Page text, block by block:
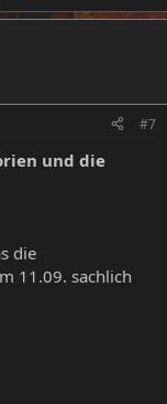
#7
und die
die
11.09. sachlich